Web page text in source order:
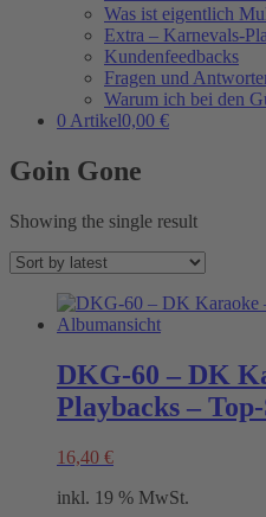
Was ist eigentlich
Extra – Karnevals-
Kundenfeedbacks
Fragen und
Warum ich bei den
0 Artikel0,00 €
Goin Gone
Showing the single result
DKG-60 – DK
Playbacks – Top-
16,40 €
inkl. 19 % MwSt.